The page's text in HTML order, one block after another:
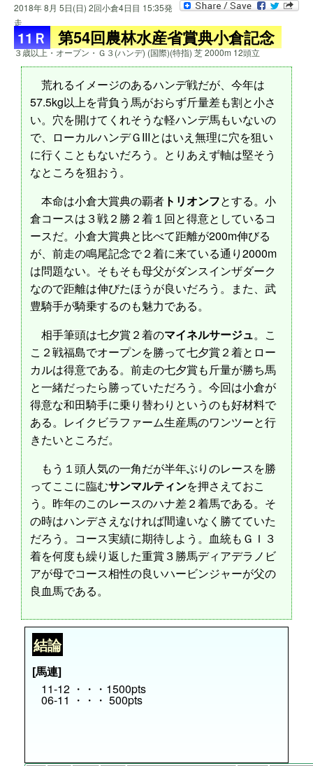
2018年 8月 5日(日) 2回小倉4日目 15:35発
走
11Ｒ 第54回農林水産省賞典小倉記念
３歳以上・オープン・Ｇ３(ハンデ) (国際)(特指) 芝 2000m 12頭立
荒れるイメージのあるハンデ戦だが、今年は
57.5kg以上を背負う馬がおらず斤量差も割と小さ
い。穴を開けてくれそうな軽ハンデ馬もいないの
で、ローカルハンデＧIIIとはいえ無理に穴を狙い
に行くこともないだろう。とりあえず軸は堅そう
なところを狙おう。
本命は小倉大賞典の覇者 トリオンフとする。小
倉コースは３戦２勝２着１回と得意としているコ
ースだ。小倉大賞典と比べて距離が200m伸びる
が、前走の鳴尾記念で２着に来ている通り2000m
は問題ない。そもそも母父がダンスインザダーク
なので距離は伸びたほうが良いだろう。また、武
豊騎手が騎乗するのも魅力である。
相手筆頭は七夕賞２着のマイネルサージュ。こ
こ２戦福島でオープンを勝って七夕賞２着とロー
カルは得意である。前走の七夕賞も斤量が勝ち馬
と一緒だったら勝っていただろう。今回は小倉が
得意な和田騎手に乗り替わりというのも好材料で
ある。レイクビラファーム生産馬のワンツーと行
きたいところだ。
もう１頭人気の一角だが半年ぶりのレースを勝
ってここに臨むサンマルティンを押さえておこ
う。昨年のこのレースのハナ差２着馬である。そ
の時はハンデさえなければ間違いなく勝てていた
だろう。コース実績に期待しよう。血統もＧＩ３
着を何度も繰り返した重賞３勝馬ディアデラノビ
アが母でコース相性の良いハービンジャーが父の
良血馬である。
結論
[馬連]
11-12 ・・・1500pts
06-11 ・・・ 500pts